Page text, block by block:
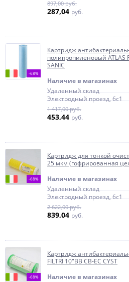
897,00 руб.
287,04 руб.
-68%
Картридж
полипропиленовый ATLAS
SANIC
Наличие в магазинах
Удаленный склад
Электродный проезд, 6с1
1 417,00 руб.
453,44 руб.
-68%
Картридж для тонкой
25 мкм (гофрированная
Наличие в магазинах
Удаленный склад
Электродный проезд, 6с1
2 622,00 руб.
839,04 руб.
-68%
Картридж
FILTRI 10"BB CB-EC CYST
Наличие в магазинах